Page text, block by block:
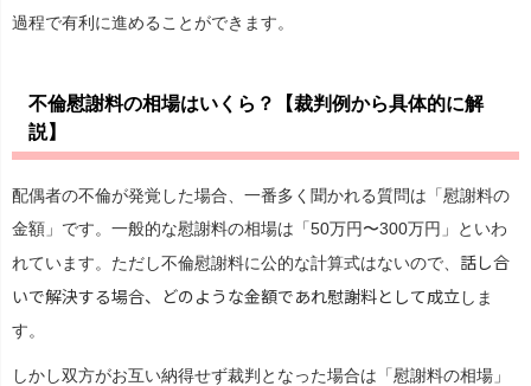
過程で有利に進めることができます。
不倫慰謝料の相場はいくら？【裁判例から具体的に解
説】
配偶者の不倫が発覚した場合、一番多く聞かれる質問は「慰謝料の
金額」です。一般的な慰謝料の相場は「50万円〜300万円」といわ
れています。ただし不倫慰謝料に公的な計算式はないので、 話し合
いで解決する場合、どのような金額であれ慰謝料として成立しま
す。
しかし双方がお互い納得せず裁判となった場合は「慰謝料の相場」